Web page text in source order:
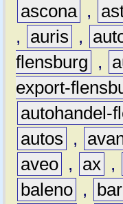
ascona ,
,
auris ,
flensburg
,
export-
autohandel-
autos
,
aveo , ax ,
baleno ,